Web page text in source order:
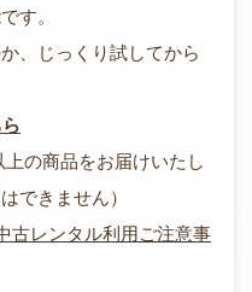
す。
、じっくり試してから
の商品をお届けいたし
できません）
古レンタル利用ご注意事